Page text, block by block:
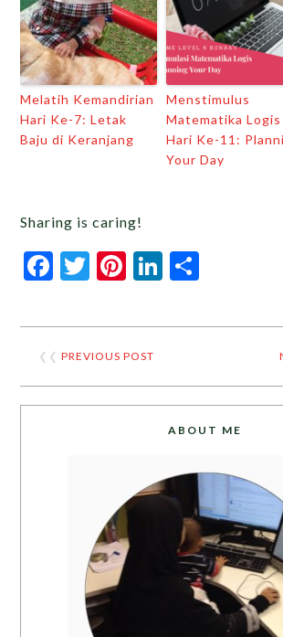
Melatih Kemandirian
Hari Ke-7: Letak
Baju di Keranjang
Menstimulus
Matematika Logis
Hari Ke-11:
Your Day
Sharing is caring!
Facebook
Twitter
Pinterest
LinkedIn
❮❮PREVIOUS POST
ABOUT ME